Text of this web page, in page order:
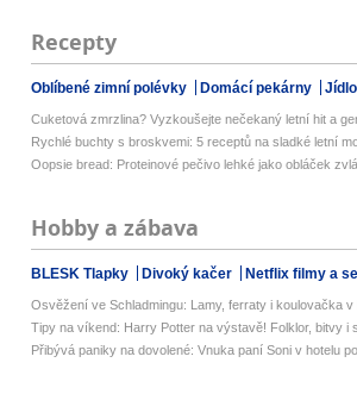
Recepty
Oblíbené zimní polévky Domácí pekárny
Cuketová zmrzlina? Vyzkoušejte nečekaný letní hit a
Rychlé buchty s broskvemi: 5 receptů na sladké letní
Oopsie bread: Proteinové pečivo lehké jako obláček
Hobby a zábava
BLESK Tlapky Divoký kačer Netflix filmy a
Osvěžení ve Schladmingu: Lamy, ferraty i koulovačka v
Tipy na víkend: Harry Potter na výstavě! Folklor, bitvy i
Přibývá paniky na dovolené: Vnuka paní Soni v hotelu